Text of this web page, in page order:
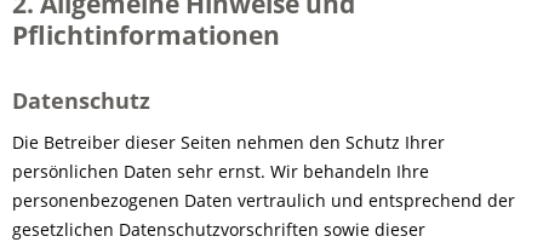
Pflichtinformationen
Datenschutz
Die Betreiber dieser Seiten nehmen den Schutz Ihrer
persönlichen Daten sehr ernst. Wir behandeln Ihre
personenbezogenen Daten vertraulich und entsprechend der
gesetzlichen Datenschutzvorschriften sowie dieser